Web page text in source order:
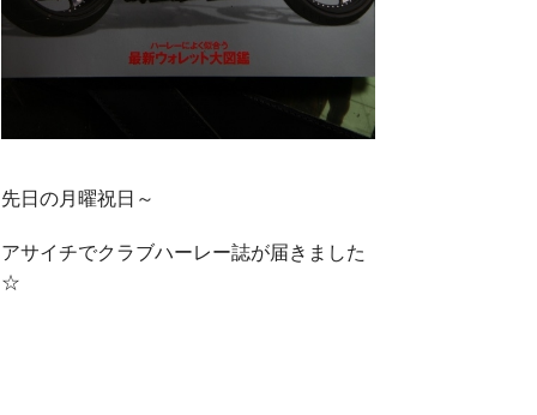
k
先日の月曜祝日～
アサイチでクラブハーレー誌が届きました
☆